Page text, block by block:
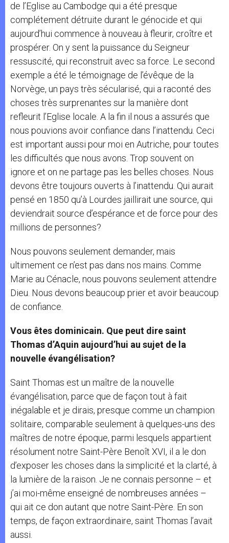
de l’Eglise au Cambodge qui a été presque
complétement détruite durant le génocide et qui
aujourd’hui commence à nouveau à fleurir, croître et
prospérer. On y sent la puissance du Seigneur
ressuscité, qui reconstruit avec sa force. Le second
exemple a été le témoignage de l’évêque de la
Norvège, un pays très sécularisé, qui a raconté des
choses très surprenantes sur la manière dont
refleurit l’Eglise locale. A la fin il nous a assurés que
nous pouvions avoir confiance dans l’inattendu. Ceci
est important aussi pour moi en Autriche, pour toutes
les difficultés que nous avons. Trop souvent on
ignore et on ne partage pas les belles choses. Nous
devons être toujours ouverts à l’inattendu. Qui aurait
pensé en 1850 qu’à Lourdes jaillirait une source, qui
deviendrait source d’espérance et de force pour des
millions de personnes?
Nous pouvons seulement demander, mais
ultimement ce n’est pas dans nos mains. Comme
Marie au Cénacle, nous pouvons seulement attendre
Dieu. Nous devons beaucoup prier et avoir beaucoup
de confiance.
Vous êtes dominicain. Que peut dire saint
Thomas d’Aquin aujourd’hui au sujet de la
nouvelle évangélisation?
Saint Thomas est un maître de la nouvelle
évangélisation, parce que de façon tout à fait
inégalable et je dirais, presque comme un champion
solitaire, comparable seulement à quelques-uns des
maîtres de notre époque, parmi lesquels appartient
résolument notre Saint-Père Benoît XVI, il a le don
d’exposer les choses dans la simplicité et la clarté, à
la lumière de la raison. Je ne connais personne – et
j’ai moi-même enseigné de nombreuses années –
qui ait ce don autant que notre Saint-Père. En son
temps, de façon extraordinaire, saint Thomas l’avait
aussi.